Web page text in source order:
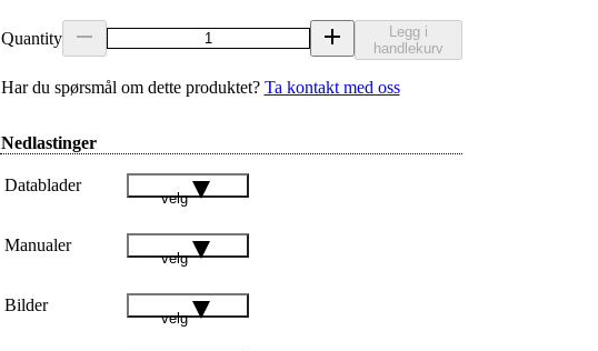
Quantity
Legg i
handlekurv
Har du spørsmål om dette produktet? Ta kontakt med oss
Nedlastinger
Datablader
velg
Manualer
velg
Bilder
velg